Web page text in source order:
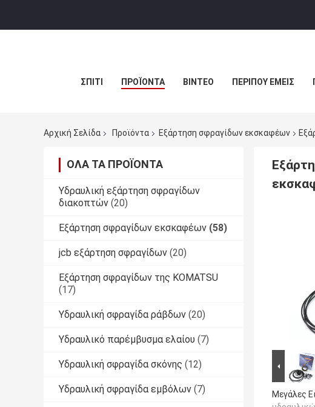
ΣΠΊΤΙ ΠΡΟΪΌΝΤΑ ΒΊΝΤΕΟ ΠΕΡΊΠΟΥ ΕΜΕΊΣ
Αρχική Σελίδα Προϊόντα Εξάρτηση σφραγίδων εκσκαφέων
ΌΛΑ ΤΑ ΠΡΟΪΌΝΤΑ
Υδραυλική εξάρτηση σφραγίδων
διακοπτών (20)
Εξάρτηση σφραγίδων εκσκαφέων (58)
jcb εξάρτηση σφραγίδων (20)
Εξάρτηση σφραγίδων της KOMATSU
(17)
Υδραυλική σφραγίδα ράβδων (20)
Υδραυλικό παρέμβυσμα ελαίου (7)
Υδραυλική σφραγίδα σκόνης (12)
Υδραυλική σφραγίδα εμβόλων (7) Μεγάλες